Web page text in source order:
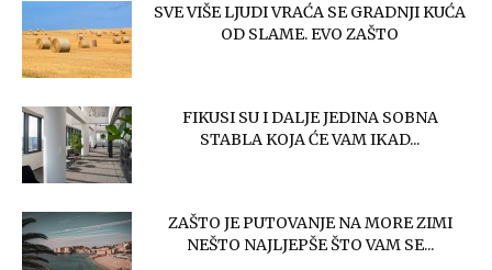
SVE VIŠE LJUDI VRAĆA SE GRADNJI KUĆA
OD SLAME. EVO ZAŠTO
FIKUSI SU I DALJE JEDINA SOBNA
STABLA KOJA ĆE VAM IKAD...
ZAŠTO JE PUTOVANJE NA MORE ZIMI
NEŠTO NAJLJEPŠE ŠTO VAM SE...